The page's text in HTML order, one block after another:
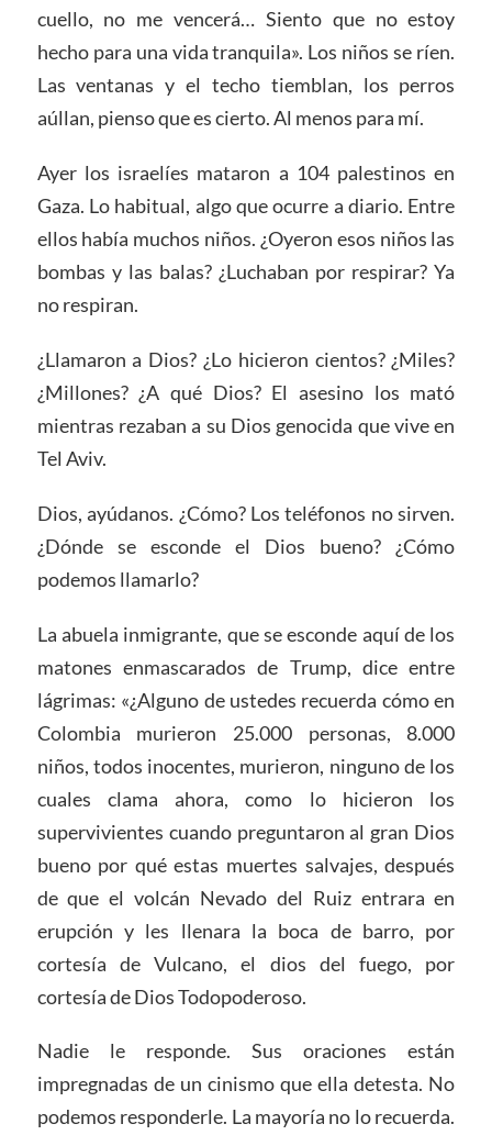
cuello, no me vencerá… Siento que no estoy
hecho para una vida tranquila». Los niños se ríen.
Las ventanas y el techo tiemblan, los perros
aúllan, pienso que es cierto. Al menos para mí.
Ayer los israelíes mataron a 104 palestinos en
Gaza. Lo habitual, algo que ocurre a diario. Entre
ellos había muchos niños. ¿Oyeron esos niños las
bombas y las balas? ¿Luchaban por respirar? Ya
no respiran.
¿Llamaron a Dios? ¿Lo hicieron cientos? ¿Miles?
¿Millones? ¿A qué Dios? El asesino los mató
mientras rezaban a su Dios genocida que vive en
Tel Aviv.
Dios, ayúdanos. ¿Cómo? Los teléfonos no sirven.
¿Dónde se esconde el Dios bueno? ¿Cómo
podemos llamarlo?
La abuela inmigrante, que se esconde aquí de los
matones enmascarados de Trump, dice entre
lágrimas: «¿Alguno de ustedes recuerda cómo en
Colombia murieron 25.000 personas, 8.000
niños, todos inocentes, murieron, ninguno de los
cuales clama ahora, como lo hicieron los
supervivientes cuando preguntaron al gran Dios
bueno por qué estas muertes salvajes, después
de que el volcán Nevado del Ruiz entrara en
erupción y les llenara la boca de barro, por
cortesía de Vulcano, el dios del fuego, por
cortesía de Dios Todopoderoso.
Nadie le responde. Sus oraciones están
impregnadas de un cinismo que ella detesta. No
podemos responderle. La mayoría no lo recuerda.